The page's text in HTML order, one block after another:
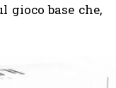
gioco base che,